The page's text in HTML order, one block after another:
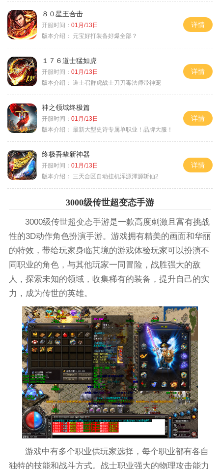
８０星王合击
开服时间： 01月/13日
版本介绍：
元宝好打装备好爆全部？
详情
１７６道士猛如虎
开服时间： 01月/13日
版本介绍： 道士召群虎战士刀刀毒法师带神宠
详情
神之领域终极篇
开服时间： 01月/13日
版本介绍： 最新大型史诗专属单职业！品牌大服！
详情
终极吾辈新神器
开服时间： 01月/13日
版本介绍：
三天合区自动挂机浑源渾源斩仙2
详情
3000级传世超变态手游
3000级传世超变态手游是一款高度刺激且富有挑战
性的3D动作角色扮演手游。游戏拥有精美的画面和华丽
的特效，带给玩家身临其境的游戏体验玩家可以扮演不
同职业的角色，与其他玩家一同冒险，战胜强大的敌
人，探索未知的领域，收集稀有的装备，提升自己的实
力，成为传世的英雄。
游戏中有多个职业供玩家选择，每个职业都有各自
独特的技能和战斗方式。战士职业强大的物理攻击能力